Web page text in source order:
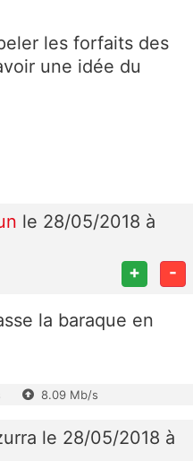
les forfaits des
une idée du
le 28/05/2018 à
+ -
la baraque en
8.09 Mb/s
le 28/05/2018 à